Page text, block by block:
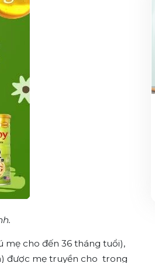
cho đến 36 tháng tuổi),
được mẹ truyền cho trong